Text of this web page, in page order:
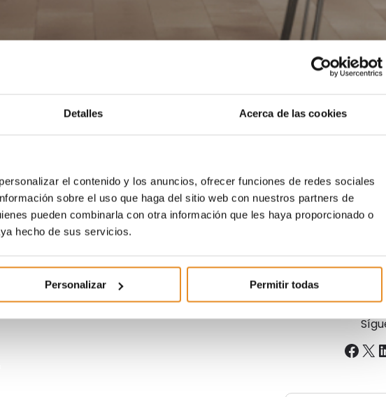
Detalles Acerca de las cookies
el contenido y los anuncios, ofrecer funciones de redes sociales
sobre el uso que haga del sitio web con nuestros partners de
pueden combinarla con otra información que les haya proporcionado o
hecho de sus servicios.
Personalizar Permitir todas
X